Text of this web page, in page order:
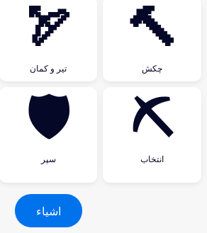
🔨
چکش
🏹
تیر و کمان
⛏
انتخاب
🛡
سپر
اشیاء